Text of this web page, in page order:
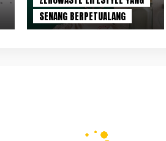
SENANG BERPETUALANG